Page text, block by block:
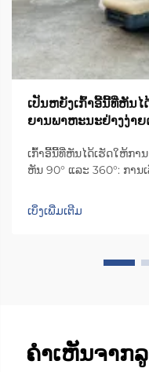
ເປັນຫຍັງເກົ້າອີ້ນີ້ທີ່ຫັນໄ
ຍານພາຫະນະຢ່າງງ່າ
ເກົ້າອີ້ນີ້ທີ່ຫັນໄດ້ເຮັດໃຫ້ກາ
ຫັນ 90° ແລະ 360°: ກາ
ຊ່ວງການຫັນທີ່ເໝາະສົມຈ
ໄພດີຂຶ້ນ: ການຫັນ 90°...
ເບິ່ງເພີ່ມເຕີມ
ຄຳເຫັນຈາກ